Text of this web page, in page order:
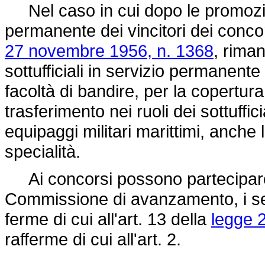
Nel caso in cui dopo le
permanente dei vincitori dei
27 novembre 1956, n. 1368,
sottufficiali in servizio
facoltà di bandire, per la
trasferimento nei ruoli dei
equipaggi militari marittimi,
specialità.
Ai concorsi possono
Commissione di avanzamento, i
ferme di cui all'art. 13 della legge
rafferme di cui all'art. 2.